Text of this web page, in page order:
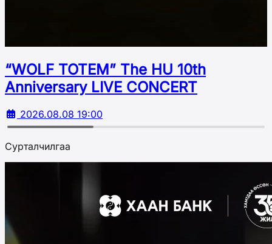
“WOLF TOTEM” The HU 10th
Аnniversary LIVE CONCERT
2026.08.08 19:00
Сурталчилгаа